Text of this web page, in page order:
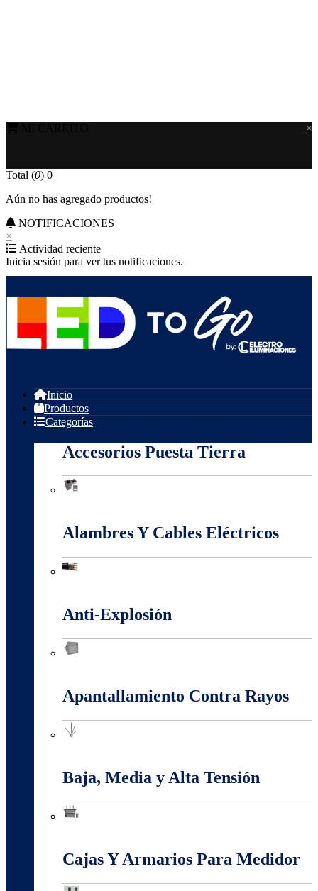
×
Total (0) 0
Aún no has agregado productos!
NOTIFICACIONES
×
Actividad reciente
Inicia sesión para ver tus notificaciones.
Inicio
Productos
Categorías
Accesorios Puesta Tierra
Alambres Y Cables Eléctricos
Anti-Explosión
Apantallamiento Contra Rayos
Baja, Media y Alta Tensión
Cajas Y Armarios Para Medidor